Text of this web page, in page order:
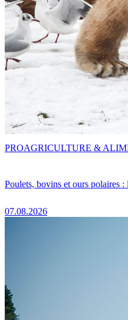
Poulets, bovins et ours polaires
07.08.2026
PROAGRICULTURE &